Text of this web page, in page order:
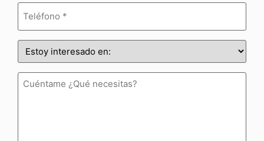
Teléfono
(Obligatorio)
Estoy
interesado
en:
(Obligatorio)
Cuéntame
¿Qué